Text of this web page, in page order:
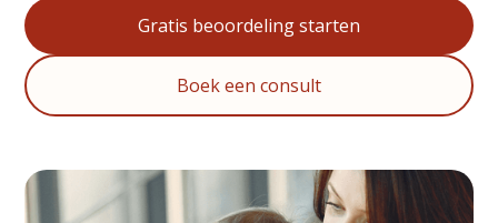
Gratis beoordeling starten
Boek een consult